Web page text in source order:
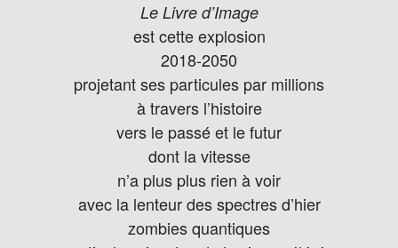
Le Livre d’Image
est cette explosion
2018-2050
projetant ses particules par millions
à travers l’histoire
vers le passé et le futur
dont la vitesse
n’a plus plus rien à voir
avec la lenteur des spectres d’hier
zombies quantiques